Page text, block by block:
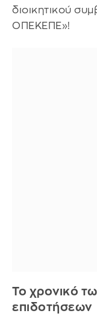
διοικητικού
ΟΠΕΚΕΠΕ»!
Το χρονικό
επιδοτήσεων